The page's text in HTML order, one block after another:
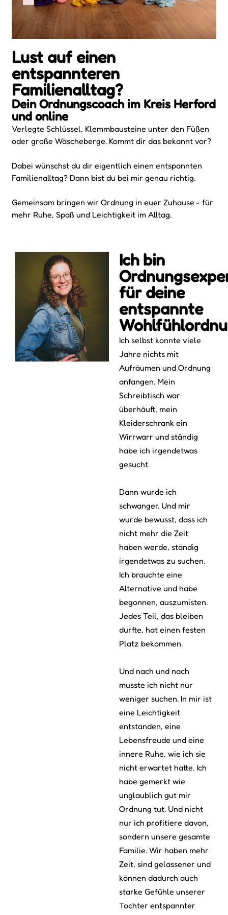
Lust auf einen
entspannteren
Familienalltag?
Dein Ordnungscoach im Kreis Herford
und online
Verlegte Schlüssel, Klemmbausteine unter den Füßen
oder große Wäscheberge. Kommt dir das bekannt vor?
Dabei wünschst du dir eigentlich einen entspannten
Familienalltag? Dann bist du bei mir genau richtig.
Gemeinsam bringen wir Ordnung in euer Zuhause - für
mehr Ruhe, Spaß und Leichtigkeit im Alltag.
Ich bin
für deine
entspannte
Ich selbst konnte viele
Jahre nichts mit
Aufräumen und Ordnung
anfangen. Mein
Schreibtisch war
überhäuft, mein
Kleiderschrank ein
Wirrwarr und ständig
habe ich irgendetwas
gesucht.
Dann wurde ich
schwanger. Und mir
wurde bewusst, dass ich
nicht mehr die Zeit
haben werde, ständig
irgendetwas zu suchen.
Ich brauchte eine
Alternative und habe
begonnen, auszumisten.
Jedes Teil, das bleiben
durfte, hat einen festen
Platz bekommen.
Und nach und nach
musste ich nicht nur
weniger suchen. In mir ist
eine Leichtigkeit
entstanden, eine
Lebensfreude und eine
innere Ruhe, wie ich sie
nicht erwartet hatte. Ich
habe gemerkt wie
unglaublich gut mir
Ordnung tut. Und nicht
nur ich profitiere davon,
sondern unsere gesamte
Familie. Wir haben mehr
Zeit, sind gelassener und
können dadurch auch
starke Gefühle unserer
Tochter entspannter
Failed to initialize plugin: wplink